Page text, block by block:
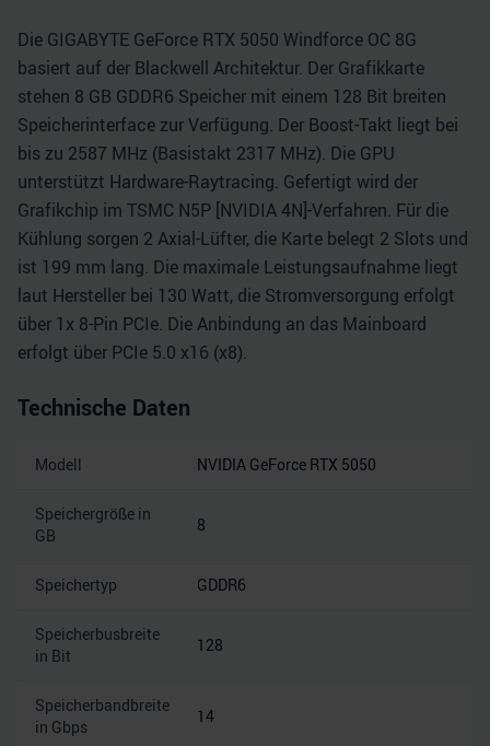
Die GIGABYTE GeForce RTX 5050 Windforce OC 8G
basiert auf der Blackwell Architektur. Der Grafikkarte
stehen 8 GB GDDR6 Speicher mit einem 128 Bit breiten
Speicherinterface zur Verfügung. Der Boost-Takt liegt bei
bis zu 2587 MHz (Basistakt 2317 MHz). Die GPU
unterstützt Hardware-Raytracing. Gefertigt wird der
Grafikchip im TSMC N5P [NVIDIA 4N]-Verfahren. Für die
Kühlung sorgen 2 Axial-Lüfter, die Karte belegt 2 Slots und
ist 199 mm lang. Die maximale Leistungsaufnahme liegt
laut Hersteller bei 130 Watt, die Stromversorgung erfolgt
über 1x 8-Pin PCIe. Die Anbindung an das Mainboard
erfolgt über PCIe 5.0 x16 (x8).
Technische Daten
Modell NVIDIA GeForce RTX 5050
Speichergröße in
GB
8
Speichertyp GDDR6
Speicherbusbreite
in Bit
128
Speicherbandbreite
in Gbps
14